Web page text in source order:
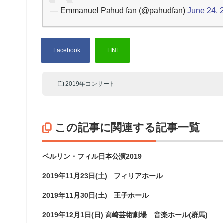
— Emmanuel Pahud fan (@pahudfan) June 24,
2019年コンサート
この記事に関連する記事一覧
ベルリン・フィル日本公演2019
2019年11月23日(土) フィリアホール
2019年11月30日(土) 王子ホール
2019年12月1日(日) 高崎芸術劇場 音楽ホール(群馬)